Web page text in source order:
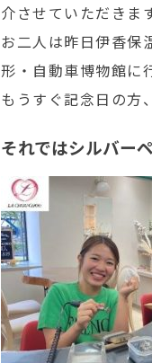
介させていただきます
お二人は昨日伊香保
形・自動車博物館に
もうすぐ記念日の方
それではシルバー